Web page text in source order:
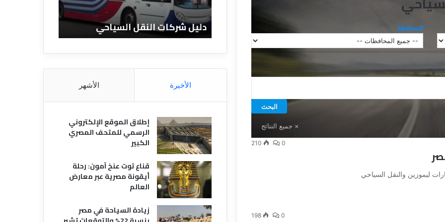
المحافظة
0
210
ليموزين والنقل السياحي
0
198
كوم – عروض
ن
ل
ا
س
عروض شركات النقل السياحي
ا
ت
ل
ل
س
ح
ي
دليل شركات النقل السياحي
م
ي
الأخيرة الأشهر
إطلاق الموقع الإلكتروني
الرسمي للمتحف المصري
الكبير
قناع توت عنخ آمون: رحلة
أيقونة مصرية عبر معارض
العالم
زيادة السياحة في مصر